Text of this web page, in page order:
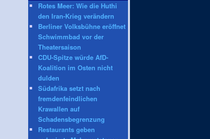
Rotes Meer: Wie die Huthi
den Iran-Krieg verändern
Berliner Volksbühne eröffnet
Schwimmbad vor der
Theatersaison
CDU-Spitze würde AfD-
Koalition im Osten nicht
dulden
Südafrika setzt nach
fremdenfeindlichen
Krawallen auf
Schadensbegrenzung
Restaurants geben